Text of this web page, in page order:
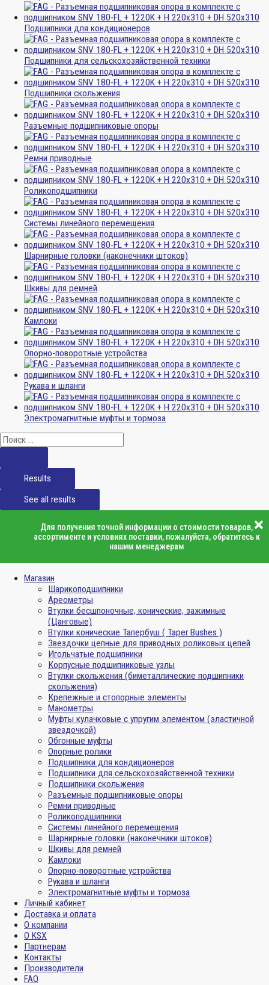
Подшипники для кондиционеров
Подшипники для сельскохозяйственной техники
Подшипники скольжения
Разъемные подшипниковые опоры
Ремни приводные
Роликоподшипники
Системы линейного перемещения
Шарнирные головки (наконечники штоков)
Шкивы для ремней
Камлоки
Опорно-поворотные устройства
Рукава и шланги
Электромагнитные муфты и тормоза
Results
See all results
Для получения точной информации о стоимости товаров,
ассортименте и условиях поставки, пожалуйста, обратитесь к
нашим менеджерам
Магазин
Шарикоподшипники
Ареометры
Втулки бесшпоночные, конические, зажимные
(Цанговые)
Втулки конические Тапербуш ( Taper Bushes )
Звездочки цепные для приводных роликовых цепей
Игольчатые подшипники
Корпусные подшипниковые узлы
Втулки скольжения (биметаллические подшипники
скольжения)
Крепежные и стопорные элементы
Манометры
Муфты кулачковые с упругим элементом (эластичной
звездочкой)
Обгонные муфты
Опорные ролики
Подшипники для кондиционеров
Подшипники для сельскохозяйственной техники
Подшипники скольжения
Разъемные подшипниковые опоры
Ремни приводные
Роликоподшипники
Системы линейного перемещения
Шарнирные головки (наконечники штоков)
Шкивы для ремней
Камлоки
Опорно-поворотные устройства
Рукава и шланги
Электромагнитные муфты и тормоза
Личный кабинет
Доставка и оплата
О компании
О KSX
Партнерам
Контакты
Производители
FAQ